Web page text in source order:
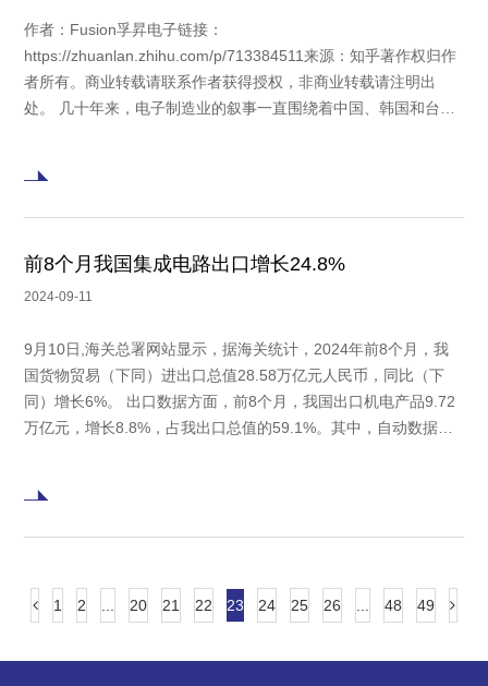
作者：Fusion孚昇电子链接：
https://zhuanlan.zhihu.com/p/713384511来源：知乎著作权归作
者所有。商业转载请联系作者获得授权，非商业转载请注明出
处。 几十年来，电子制造业的叙事一直围绕着中国、韩国和台湾
工智能应用等领域的强国。 尽管前景令人振
前8个月我国集成电路出口增长24.8%
2024-09-11
9月10日,海关总署网站显示，据海关统计，2024年前8个月，我
国货物贸易（下同）进出口总值28.58万亿元人民币，同比（下
同）增长6%。 出口数据方面，前8个月，我国出口机电产品9.72
万亿元，增长8.8%，占我出口总值的59.1%。其中，自动数据处
1 2 20 21 22 23 24 25 26 48 49